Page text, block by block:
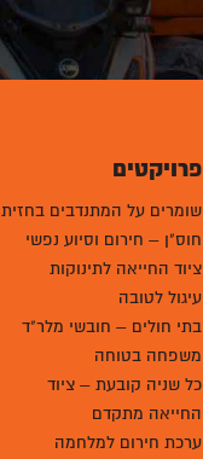
פרויקטים
שומרים על המתנדבים בחזית
חוס"ן – חירום וסיוע נפשי
ציוד החייאה לתינוקות
עיגול לטובה
בתי חולים – חובשי מלר"ד
משפחה בטוחה
כל שניה קובעת – ציוד
החייאה מתקדם
ערכת חירום למלחמה